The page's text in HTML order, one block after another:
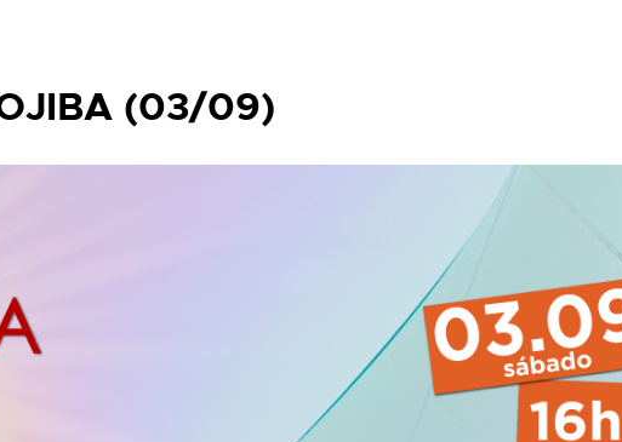
(03/09)